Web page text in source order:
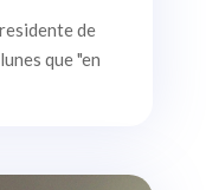
de
que "en